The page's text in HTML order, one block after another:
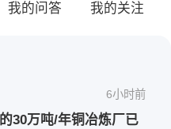
我的问答 我的关注
6小时前
30万吨/年铜冶炼厂已